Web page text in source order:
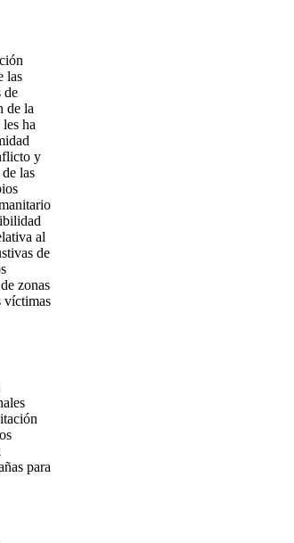
las
de
de la
ha
y
las
al
de
zonas
víctimas
para